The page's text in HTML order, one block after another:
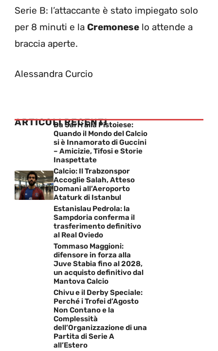
Serie B: l’attaccante è stato impiegato solo
per 8 minuti e la Cremonese lo attende a
braccia aperte.
Alessandra Curcio
ARTICOLI RECENTI
Da Sarri alla Pistoiese:
Quando il Mondo del Calcio
si è Innamorato di Guccini
– Amicizie, Tifosi e Storie
Inaspettate
Calcio: Il Trabzonspor
Accoglie Salah, Atteso
Domani all’Aeroporto
Ataturk di Istanbul
Estanislau Pedrola: la
Sampdoria conferma il
trasferimento definitivo
al Real Oviedo
Tommaso Maggioni:
difensore in forza alla
Juve Stabia fino al 2028,
un acquisto definitivo dal
Mantova Calcio
Chivu e il Derby Speciale:
Perché i Trofei d’Agosto
Non Contano e la
Complessità
dell’Organizzazione di una
Partita di Serie A
all’Estero